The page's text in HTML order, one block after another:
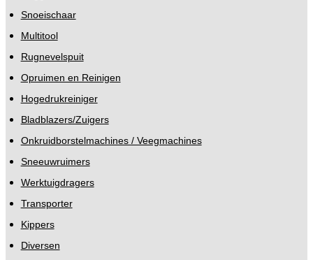
Snoeischaar
Multitool
Rugnevelspuit
Opruimen en Reinigen
Hogedrukreiniger
Bladblazers/Zuigers
Onkruidborstelmachines / Veegmachines
Sneeuwruimers
Werktuigdragers
Transporter
Kippers
Diversen